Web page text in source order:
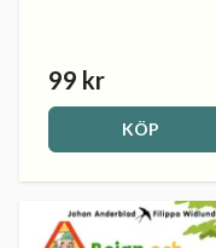
99 kr
KÖP